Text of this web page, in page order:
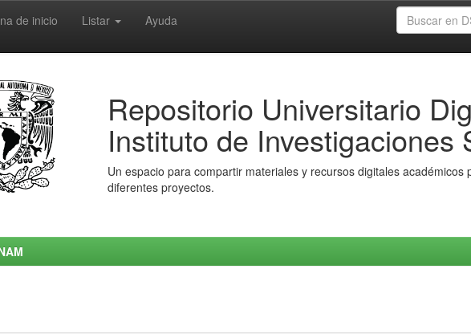
de inicio Listar Ayuda
Repositorio Universitario
Instituto de Investigaciones
Un espacio para compartir materiales y recursos digitales
diferentes proyectos.